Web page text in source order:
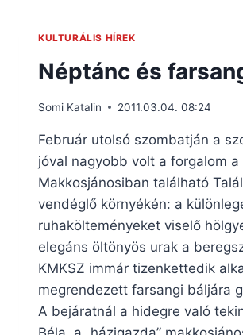
KULTURÁLIS HÍREK
Néptánc és
Somi Katalin 2011.03.04. 08:24
Február utolsó szombatján a
jóval nagyobb volt a forgalom a
Makkosjánosiban található
vendéglő környékén: a
ruhakölteményeket viselő
elegáns öltönyös urak a
KMKSZ immár tizenkettedik
megrendezett farsangi báljára
A bejáratnál a hidegre való